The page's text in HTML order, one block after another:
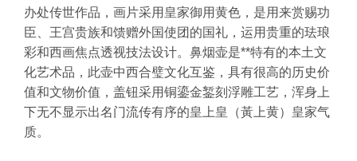
办处传世作品，画片采用皇家御用黄色，是用来赏赐功
臣、王宫贵族和馈赠外国使团的国礼，运用贵重的珐琅
彩和西画焦点透视技法设计。鼻烟壶是**特有的本土文
化艺术品，此壶中西合璧文化互鉴，具有很高的历史价
值和文物价值，盖钮采用铜鎏金錾刻浮雕工艺，浑身上
下无不显示出名门流传有序的皇上皇（黃上黄）皇家气
质。